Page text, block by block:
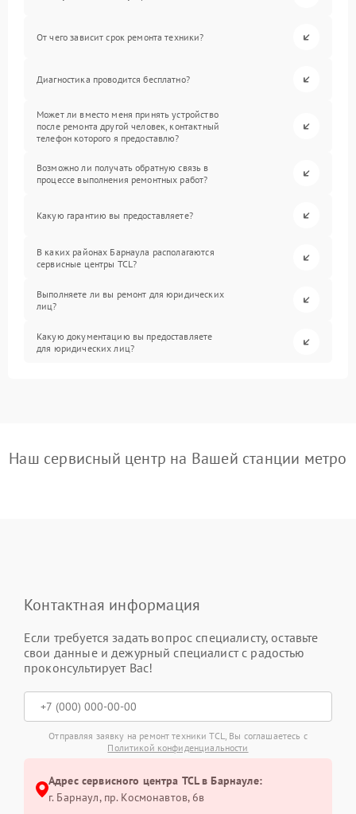
От чего зависит срок ремонта техники?
Диагностика проводится бесплатно?
Может ли вместо меня принять устройство
после ремонта другой человек, контактный
телефон которого я предоставлю?
Возможно ли получать обратную связь в
процессе выполнения ремонтных работ?
Какую гарантию вы предоставляете?
В каких районах Барнаула располагаются
сервисные центры TCL?
Выполняете ли вы ремонт для юридических
лиц?
Какую документацию вы предоставляете
для юридических лиц?
Наш сервисный центр на Вашей станции метро
Контактная информация
Если требуется задать вопрос специалисту, оставьте
свои данные и дежурный специалист с радостью
проконсультирует Вас!
Отправляя заявку на ремонт техники TCL, Вы соглашаетесь с
Политикой конфиденциальности
Адрес сервисного центра TCL в Барнауле:
г. Барнаул, ​пр. Космонавтов, 6в